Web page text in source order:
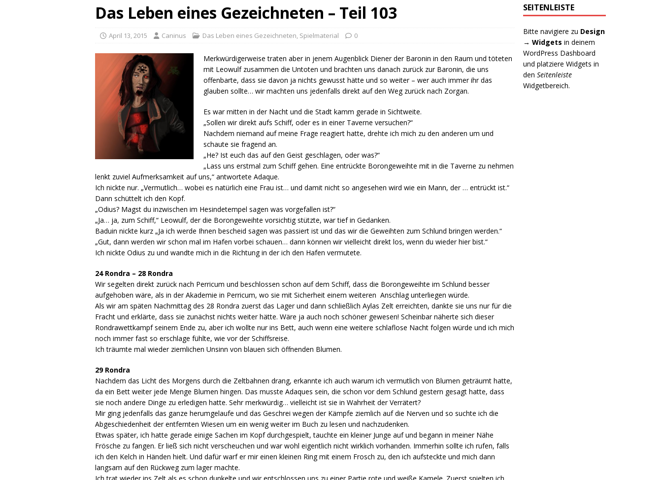
Das Leben eines Gezeichneten – Teil 103
April 13, 2015 Caninus Das Leben eines Gezeichneten, Spielmaterial 0
Merkwürdigerweise traten aber in jenem Augenblick Diener der Baronin in den Raum und töteten
mit Leowulf zusammen die Untoten und brachten uns danach zurück zur Baronin, die uns
offenbarte, dass sie davon ja nichts gewusst hätte und so weiter – wer auch immer ihr das
glauben sollte… wir machten uns jedenfalls direkt auf den Weg zurück nach Zorgan.
Es war mitten in der Nacht und die Stadt kamm gerade in Sichtweite.
„Sollen wir direkt aufs Schiff, oder es in einer Taverne versuchen?“
Nachdem niemand auf meine Frage reagiert hatte, drehte ich mich zu den anderen um und
schaute sie fragend an.
„He? Ist euch das auf den Geist geschlagen, oder was?“
„Lass uns erstmal zum Schiff gehen. Eine entrückte Borongeweihte mit in die Taverne zu nehmen
lenkt zuviel Aufmerksamkeit auf uns,“ antwortete Adaque.
Ich nickte nur. „Vermutlich… wobei es natürlich eine Frau ist… und damit nicht so angesehen wird wie ein Mann, der … entrückt ist.“
Dann schüttelt ich den Kopf.
„Odius? Magst du inzwischen im Hesindetempel sagen was vorgefallen ist?“
„Ja… ja, zum Schiff,“ Leowulf, der die Borongeweihte vorsichtig stützte, war tief in Gedanken.
Baduin nickte kurz „Ja ich werde Ihnen bescheid sagen was passiert ist und das wir die Geweihten zum Schlund bringen werden.“
„Gut, dann werden wir schon mal im Hafen vorbei schauen… dann können wir vielleicht direkt los, wenn du wieder hier bist.“
Ich nickte Odius zu und wandte mich in die Richtung in der ich den Hafen vermutete.
24 Rondra – 28 Rondra
Wir segelten direkt zurück nach Perricum und beschlossen schon auf dem Schiff, dass die Borongeweihte im Schlund besser
aufgehoben wäre, als in der Akademie in Perricum, wo sie mit Sicherheit einem weiteren Anschlag unterliegen würde.
Als wir am späten Nachmittag des 28 Rondra zuerst das Lager und dann schließlich Aylas Zelt erreichten, dankte sie uns nur für die
Fracht und erklärte, dass sie zunächst nichts weiter hätte. Wäre ja auch noch schöner gewesen! Scheinbar näherte sich dieser
Rondrawettkampf seinem Ende zu, aber ich wollte nur ins Bett, auch wenn eine weitere schlaflose Nacht folgen würde und ich mich
noch immer fast so erschlage fühlte, wie vor der Schiffsreise.
Ich träumte mal wieder ziemlichen Unsinn von blauen sich öffnenden Blumen.
29 Rondra
Nachdem das Licht des Morgens durch die Zeltbahnen drang, erkannte ich auch warum ich vermutlich von Blumen geträumt hatte,
da ein Bett weiter jede Menge Blumen hingen. Das musste Adaques sein, die schon vor dem Schlund gestern gesagt hatte, dass
sie noch andere Dinge zu erledigen hatte. Sehr merkwürdig… vielleicht ist sie in Wahrheit der Verrätert?
Mir ging jedenfalls das ganze herumgelaufe und das Geschrei wegen der Kämpfe ziemlich auf die Nerven und so suchte ich die
Abgeschiedenheit der entfernten Wiesen um ein wenig weiter im Buch zu lesen und nachzudenken.
Etwas später, ich hatte gerade einige Sachen im Kopf durchgespielt, tauchte ein kleiner Junge auf und begann in meiner Nähe
Frösche zu fangen. Er ließ sich nicht verscheuchen und war wohl eigentlich nicht wirklich vorhanden. Immerhin sollte ich rufen, falls
ich den Kelch in Händen hielt. Und dafür warf er mir einen kleinen Ring mit einem Frosch zu, den ich aufsteckte und mich dann
langsam auf den Rückweg zum lager machte.
SEITENLEISTE
Bitte navigiere zu Design
→ Widgets in deinem
WordPress Dashboard
und platziere Widgets in
denSeitenleiste
Widgetbereich.